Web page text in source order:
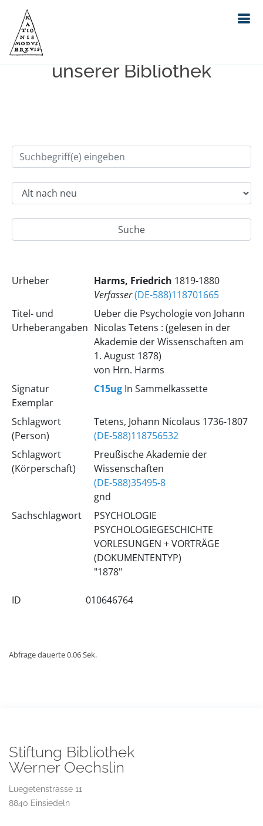
Einfache Suche im Bestand
unserer Bibliothek
Urheber Harms, Friedrich 1819-1880
Verfasser(DE-588)118701665
Titel- und
Urheberangaben
Ueber die Psychologie von Johann
Nicolas Tetens : (gelesen in der
Akademie der Wissenschaften am
1. August 1878)
von Hrn. Harms
Signatur
Exemplar
C15ugIn Sammelkassette
Schlagwort
(Person)
Tetens, Johann Nicolaus 1736-1807
(DE-588)118756532
Schlagwort
(Körperschaft)
Preußische Akademie der
Wissenschaften
(DE-588)35495-8
gnd
Sachschlagwort
PSYCHOLOGIE
PSYCHOLOGIEGESCHICHTE
VORLESUNGEN + VORTRÄGE
(DOKUMENTENTYP)
"1878"
ID 010646764
Abfrage dauerte 0.06 Sek.
Stiftung Bibliothek
Werner Oechslin
Luegetenstrasse 11
8840 Einsiedeln